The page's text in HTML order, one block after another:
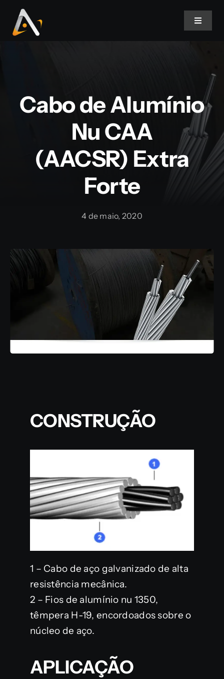
para
Toggle
Soluções
Cabo de Alumínio
Nu CAA
(AACSR) Extra
Forte
4 de maio, 2020
CONSTRUÇÃO
1 – Cabo de aço galvanizado de alta
resistência mecânica.
2 – Fios de alumínio nu 1350,
têmpera H-19, encordoados sobre o
núcleo de aço.
APLICAÇÃO